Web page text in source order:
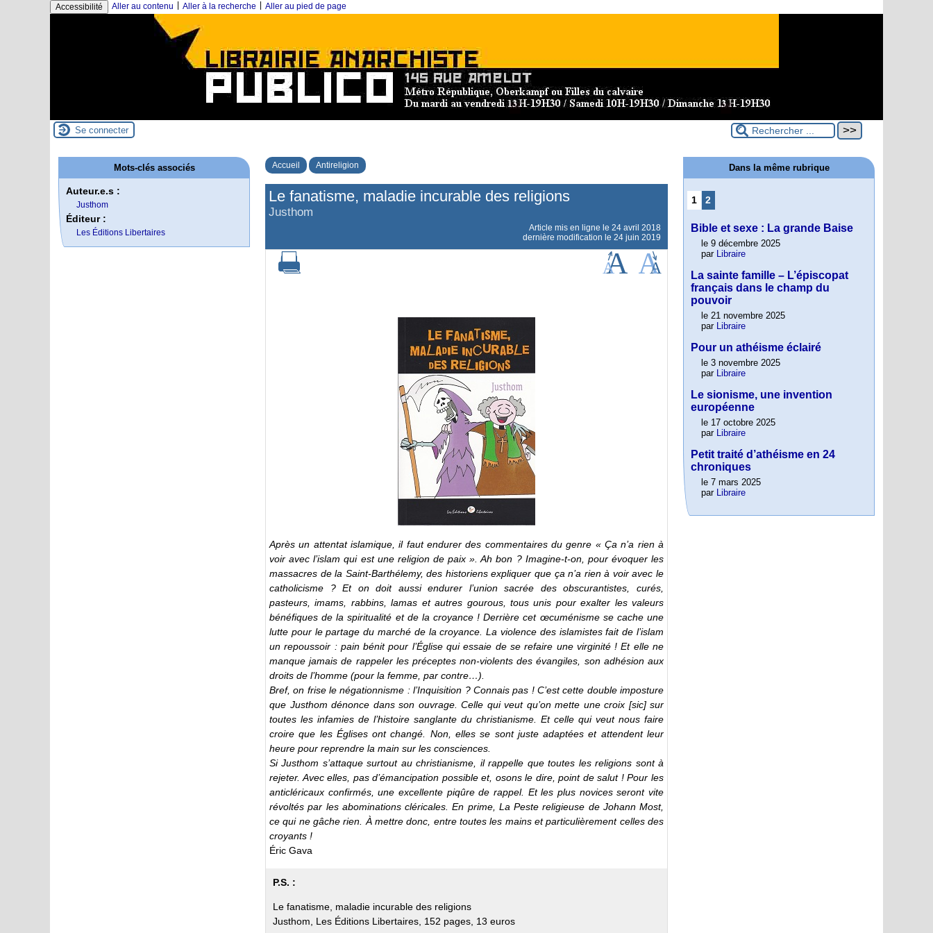
Accessibilité Aller au contenu Aller à la recherche Aller au pied de page
Se connecter
Accueil Antireligion
Le fanatisme, maladie incurable des religions
Justhom
Article mis en ligne le 24 avril 2018
dernière modification le 24 juin 2019
Après un attentat islamique, il faut endurer des commentaires du genre « Ça n’a rien à
voir avec l’islam qui est une religion de paix ». Ah bon ? Imagine-t-on, pour évoquer les
massacres de la Saint-Barthélemy, des historiens expliquer que ça n’a rien à voir avec le
catholicisme ? Et on doit aussi endurer l’union sacrée des obscurantistes, curés,
pasteurs, imams, rabbins, lamas et autres gourous, tous unis pour exalter les valeurs
bénéfiques de la spiritualité et de la croyance ! Derrière cet œcuménisme se cache une
lutte pour le partage du marché de la croyance. La violence des islamistes fait de l’islam
un repoussoir : pain bénit pour l’Église qui essaie de se refaire une virginité ! Et elle ne
manque jamais de rappeler les préceptes non-violents des évangiles, son adhésion aux
droits de l’homme (pour la femme, par contre…).
Bref, on frise le négationnisme : l’Inquisition ? Connais pas ! C’est cette double imposture
que Justhom dénonce dans son ouvrage. Celle qui veut qu’on mette une croix [sic] sur
toutes les infamies de l’histoire sanglante du christianisme. Et celle qui veut nous faire
croire que les Églises ont changé. Non, elles se sont juste adaptées et attendent leur
heure pour reprendre la main sur les consciences.
Si Justhom s’attaque surtout au christianisme, il rappelle que toutes les religions sont à
rejeter. Avec elles, pas d’émancipation possible et, osons le dire, point de salut ! Pour les
anticléricaux confirmés, une excellente piqûre de rappel. Et les plus novices seront vite
révoltés par les abominations cléricales. En prime, La Peste religieuse de Johann Most,
ce qui ne gâche rien. À mettre donc, entre toutes les mains et particulièrement celles des
croyants !
Éric Gava
P.S. :
Le fanatisme, maladie incurable des religions
Justhom, Les Éditions Libertaires, 152 pages, 13 euros
Mots-clés associés
Auteur.e.s :
Justhom
Éditeur :
Les Éditions Libertaires
Dans la même rubrique
1 2
Bible et sexe : La grande Baise
le 9 décembre 2025
par Libraire
La sainte famille – L’épiscopat
français dans le champ du
pouvoir
le 21 novembre 2025
par Libraire
Pour un athéisme éclairé
le 3 novembre 2025
par Libraire
Le sionisme, une invention
européenne
le 17 octobre 2025
par Libraire
Petit traité d’athéisme en 24
chroniques
le 7 mars 2025
par Libraire